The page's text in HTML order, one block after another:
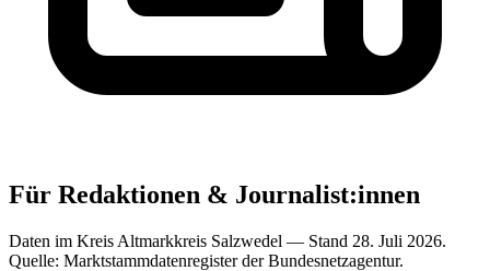
Für Redaktionen & Journalist:innen
Daten im Kreis Altmarkkreis Salzwedel — Stand 28. Juli 2026.
Quelle: Marktstammdatenregister der Bundesnetzagentur.